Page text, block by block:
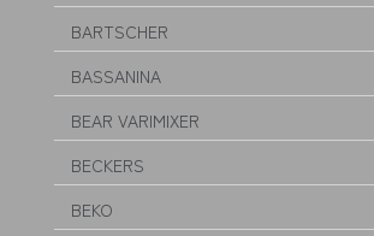
BARTSCHER
BASSANINA
BEAR VARIMIXER
BECKERS
BEKO